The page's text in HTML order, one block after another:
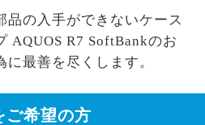
品の入手ができないケース
AQUOS R7 SoftBankのお
最善を尽くします。
ご希望の方